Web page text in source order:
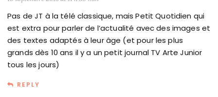
Pas de JT à la télé classique, mais Petit Quotidien qui
est extra pour parler de l’actualité avec des images et
des textes adaptés à leur âge (et pour les plus
grands dès 10 ans il y a un petit journal TV Arte Junior
tous les jours)
REPLY